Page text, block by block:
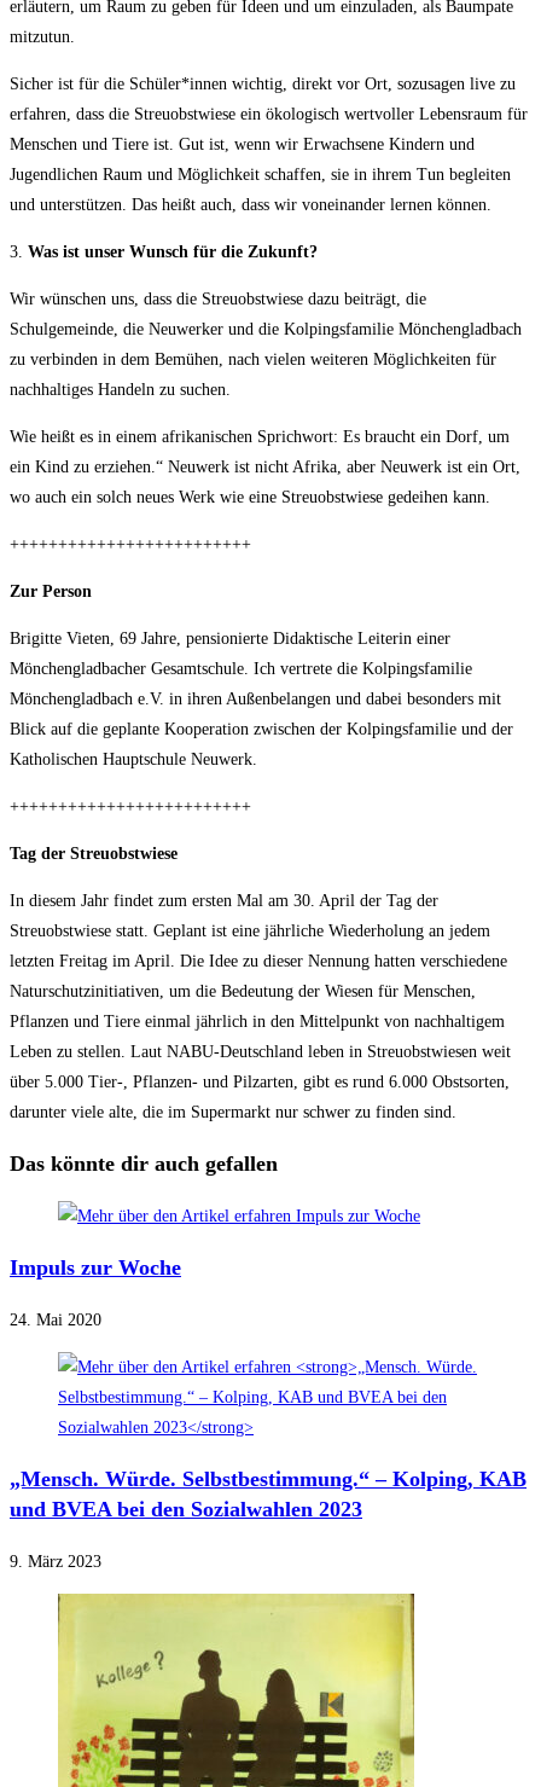
erläutern, um Raum zu geben für Ideen und um einzuladen, als Baumpate
mitzutun.
Sicher ist für die Schüler*innen wichtig, direkt vor Ort, sozusagen live zu
erfahren, dass die Streuobstwiese ein ökologisch wertvoller Lebensraum für
Menschen und Tiere ist. Gut ist, wenn wir Erwachsene Kindern und
Jugendlichen Raum und Möglichkeit schaffen, sie in ihrem Tun begleiten
und unterstützen. Das heißt auch, dass wir voneinander lernen können.
3. Was ist unser Wunsch für die Zukunft?
Wir wünschen uns, dass die Streuobstwiese dazu beiträgt, die
Schulgemeinde, die Neuwerker und die Kolpingsfamilie Mönchengladbach
zu verbinden in dem Bemühen, nach vielen weiteren Möglichkeiten für
nachhaltiges Handeln zu suchen.
Wie heißt es in einem afrikanischen Sprichwort: Es braucht ein Dorf, um
ein Kind zu erziehen.“ Neuwerk ist nicht Afrika, aber Neuwerk ist ein Ort,
wo auch ein solch neues Werk wie eine Streuobstwiese gedeihen kann.
+++++++++++++++++++++++++
Zur Person
Brigitte Vieten, 69 Jahre, pensionierte Didaktische Leiterin einer
Mönchengladbacher Gesamtschule. Ich vertrete die Kolpingsfamilie
Mönchengladbach e.V. in ihren Außenbelangen und dabei besonders mit
Blick auf die geplante Kooperation zwischen der Kolpingsfamilie und der
Katholischen Hauptschule Neuwerk.
+++++++++++++++++++++++++
Tag der Streuobstwiese
In diesem Jahr findet zum ersten Mal am 30. April der Tag der
Streuobstwiese statt. Geplant ist eine jährliche Wiederholung an jedem
letzten Freitag im April. Die Idee zu dieser Nennung hatten verschiedene
Naturschutzinitiativen, um die Bedeutung der Wiesen für Menschen,
Pflanzen und Tiere einmal jährlich in den Mittelpunkt von nachhaltigem
Leben zu stellen. Laut NABU-Deutschland leben in Streuobstwiesen weit
über 5.000 Tier-, Pflanzen- und Pilzarten, gibt es rund 6.000 Obstsorten,
darunter viele alte, die im Supermarkt nur schwer zu finden sind.
Das könnte dir auch gefallen
Impuls zur Woche
24. Mai 2020
„Mensch. Würde. Selbstbestimmung.“ – Kolping, KAB
und BVEA bei den Sozialwahlen 2023
9. März 2023